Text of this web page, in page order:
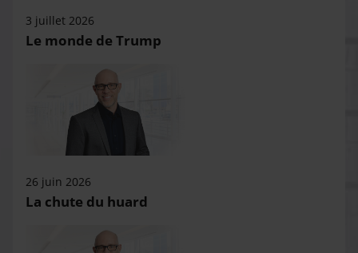
3 juillet 2026
Le monde de Trump
26 juin 2026
La chute du huard